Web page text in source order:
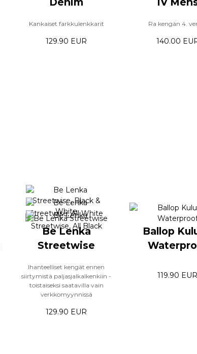
Kankaiset farkkulenkkarit
129.90 EUR
Ra kengän 4.
140.00
Be Lenka
Streetwise
Ihanteelliset kengät ennen
siirtymistä paljasjalkalkenkiin -
toistaiseksi saatavilla vain
verkkomyynnissä
129.90 EUR
Ballop
119.90 EUR